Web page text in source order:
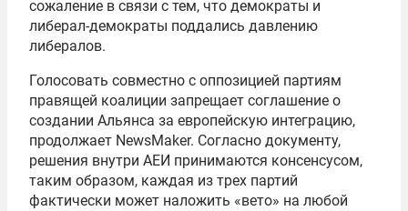
сожаление в связи с тем, что демократы и
либерал-демократы поддались давлению
либералов.
Голосовать совместно с оппозицией партиям
правящей коалиции запрещает соглашение о
создании Альянса за европейскую интеграцию,
продолжает NewsMaker. Согласно документу,
решения внутри АЕИ принимаются консенсусом,
таким образом, каждая из трех партий
фактически может наложить «вето» на любой